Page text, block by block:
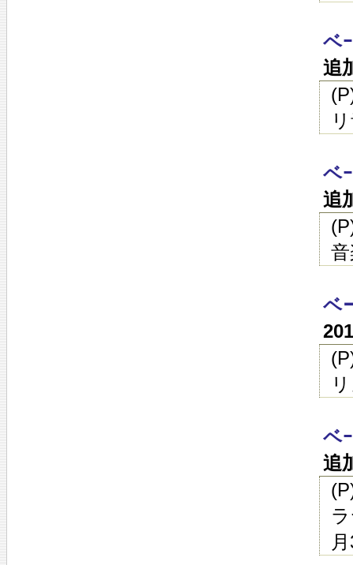
ベ
追
ベ
追
ベ
ベ
追